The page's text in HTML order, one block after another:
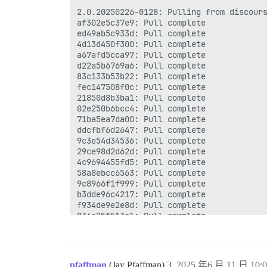
2.0.20250226-0128: Pulling from
af302e5c37e9: Pull complete
ed49ab5c933d: Pull complete
4d13d450f300: Pull complete
a67afd5cca97: Pull complete
d22a5b6769a6: Pull complete
83c133b53b22: Pull complete
fec147508f0c: Pull complete
21850d8b3ba1: Pull complete
02e250b6bcc4: Pull complete
71ba5ea7da00: Pull complete
ddcfbf6d2647: Pull complete
9c3e54d34536: Pull complete
29ce98d2d62d: Pull complete
4c9694455fd5: Pull complete
58a8ebcc6563: Pull complete
9c8966f1f999: Pull complete
b3dde96c4217: Pull complete
f934de9e2e8d: Pull complete
834e25f513a1: Pull complete
3ef05b122d47: Pull complete
pfaffman (Jay Pfaffman) 2025 年6 月 11 日
3